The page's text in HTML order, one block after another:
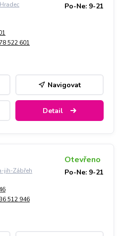
Po-Ne: 9-21
522 601
Navigovat
Detail
jih-Zábřeh
Otevřeno
Po-Ne: 9-21
512 946